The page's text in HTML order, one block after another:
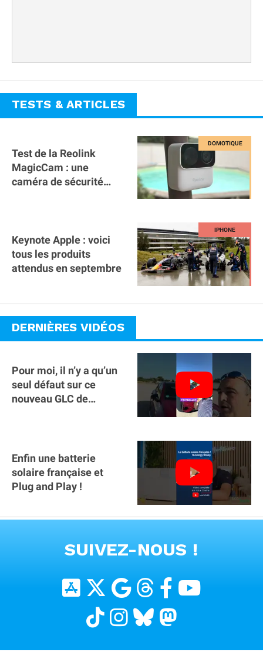
TESTS & ARTICLES
Test de la Reolink
MagicCam : une
caméra de sécurité
Keynote Apple : voici
tous les produits
attendus en septembre
DERNIÈRES VIDÉOS
Pour moi, il n’y a qu’un
seul défaut sur ce
nouveau GLC de
Enfin une batterie
solaire française et
Plug and Play !
SUIVEZ-NOUS !